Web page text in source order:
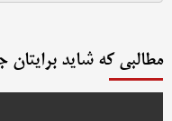
مطالبی که شاید برایتان